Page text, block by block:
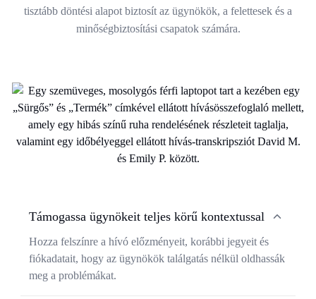
tisztább döntési alapot biztosít az ügynökök, a felettesek és a
minőségbiztosítási csapatok számára.
Támogassa ügynökeit teljes körű kontextussal
Hozza felszínre a hívó előzményeit, korábbi jegyeit és
fiókadatait, hogy az ügynökök találgatás nélkül oldhassák
meg a problémákat.